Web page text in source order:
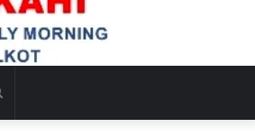
Search